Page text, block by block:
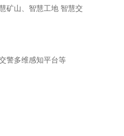
矿山、智慧工地 智慧交
警多维感知平台等